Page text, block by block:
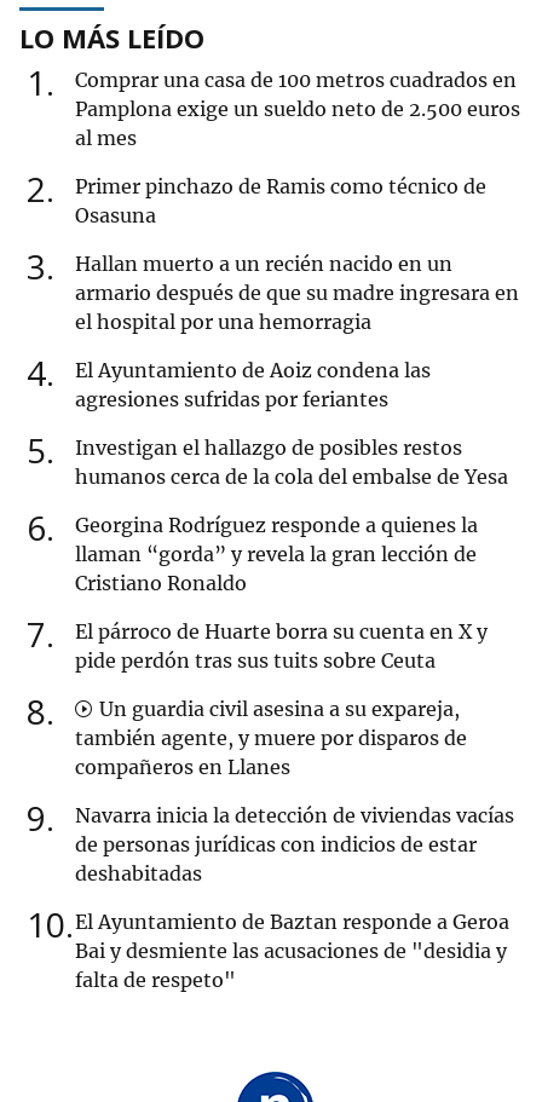
LO MÁS LEÍDO
1
Comprar una casa de 100 metros cuadrados en
Pamplona exige un sueldo neto de 2.500 euros
al mes
2
Primer pinchazo de Ramis como técnico de
Osasuna
3
Hallan muerto a un recién nacido en un
armario después de que su madre ingresara en
el hospital por una hemorragia
4
El Ayuntamiento de Aoiz condena las
agresiones sufridas por feriantes
5
Investigan el hallazgo de posibles restos
humanos cerca de la cola del embalse de Yesa
6
Georgina Rodríguez responde a quienes la
llaman “gorda” y revela la gran lección de
Cristiano Ronaldo
7
El párroco de Huarte borra su cuenta en X y
pide perdón tras sus tuits sobre Ceuta
8
Un guardia civil asesina a su expareja,
también agente, y muere por disparos de
compañeros en Llanes
9
Navarra inicia la detección de viviendas vacías
de personas jurídicas con indicios de estar
deshabitadas
10 El Ayuntamiento de Baztan responde a Geroa
Bai y desmiente las acusaciones de "desidia y
falta de respeto"